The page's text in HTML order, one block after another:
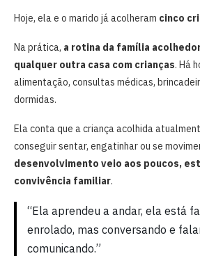
Hoje, ela e o marido já acolheram cinco
Na prática, a rotina da família
qualquer outra casa com crianças. Há
alimentação, consultas médicas,
dormidas.
Ela conta que a criança acolhida
conseguir sentar, engatinhar ou se
desenvolvimento veio aos poucos,
convivência familiar.
“Ela aprendeu a andar, ela está
enrolado, mas conversando e
comunicando.”